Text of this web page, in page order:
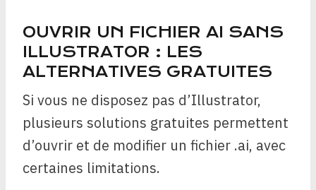
OUVRIR UN FICHIER AI SANS
ILLUSTRATOR : LES
ALTERNATIVES GRATUITES
Si vous ne disposez pas d’Illustrator,
plusieurs solutions gratuites permettent
d’ouvrir et de modifier un fichier .ai, avec
certaines limitations.